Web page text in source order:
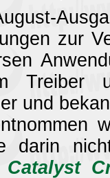
zur
Treiber
und
darin
Catalyst